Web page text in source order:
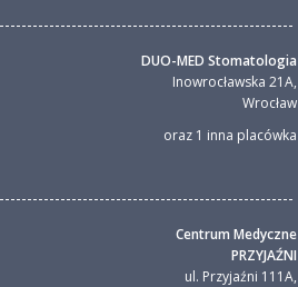
DUO-MED Stomatologia
Inowrocławska 21A,
Wrocław
oraz 1 inna placówka
Centrum Medyczne
PRZYJAŹNI
ul. Przyjaźni 111A,